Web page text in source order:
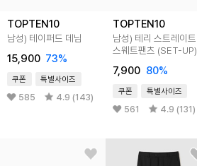
TOPTEN10
남성) 테이퍼드 데님
15,900 73%
쿠폰 특별사이즈
585 4.9 (143)
TOPTEN10
남성) 테리 스트레이트
스웨트팬츠 (SET-UP)
7,900 80%
쿠폰 특별사이즈
561 4.9 (131)